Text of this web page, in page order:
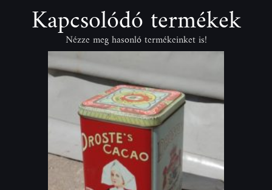
Kapcsolódó termékek
Nézze meg hasonló termékeinket is!